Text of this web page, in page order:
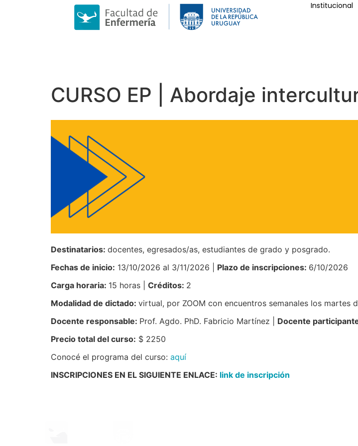
Institucional
CURSO EP | Abordaje
Destinatarios: docentes, egresados/as, estudiantes de grado y posgrado.
Fechas de inicio: 13/10/2026 al 3/11/2026 | Plazo de inscripciones: 6/10/2026
Carga horaria: 15 horas | Créditos: 2
Modalidad de dictado: virtual, por ZOOM con encuentros semanales los martes
Docente responsable: Prof. Agdo. PhD. Fabricio Martínez | Docente
Precio total del curso: $ 2250
Conocé el programa del curso: aquí
INSCRIPCIONES EN EL SIGUIENTE ENLACE: link de inscripción